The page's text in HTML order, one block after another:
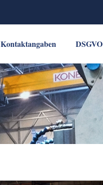
Kontaktangaben DSGVO